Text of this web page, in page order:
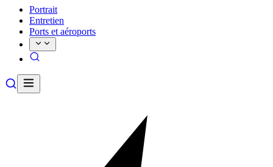
Portrait
Entretien
Ports et aéroports